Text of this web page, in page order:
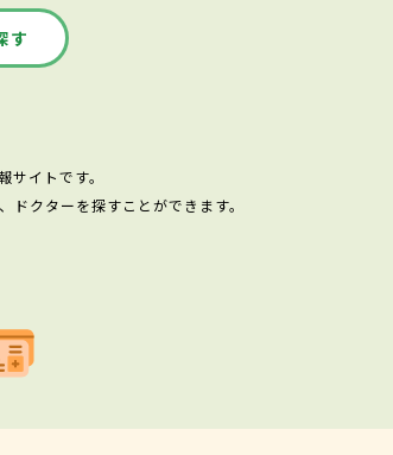
す
イトです。
クターを探すことができます。